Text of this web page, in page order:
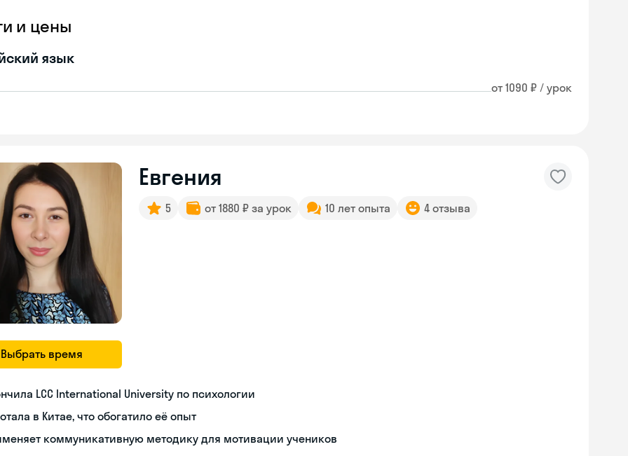
и цены
язык
от 1090 ₽ / урок
Выбрать время
Евгения
5 от 1880 ₽ за урок 10 лет опыта 4 отзыва
LCC International University по психологии
в Китае, что обогатило её опыт
коммуникативную методику для мотивации учеников